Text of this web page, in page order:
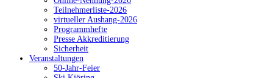
Teilnehmerliste-2026
virtueller Aushang-2026
Programmhefte
Presse Akkreditierung
Sicherheit
Veranstaltungen
50-Jahr-Feier